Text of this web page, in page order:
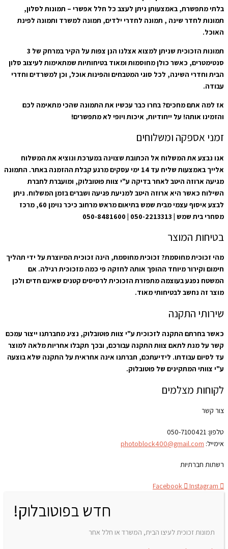
בלתי מתפשרת, באמצעותן ניתן לעצב כל חלל אפשרי – תמונות לסלון,
תמונות לחדר שינה , תמונה לחדרי ילדים, תמונה למשרד ותמונה לפינת
האוכל.
תמונות הזכוכית שניתן למצוא אצלנו הנן צפות על הקיר במרחק של 3
סנטימטרים, כאשר כולן מחוסמות ומאוד בטיחותיות שמתאימות לעיצוב סלון
הבית וחדרי השינה, לכל סוגי המטבחים והפינות אוכל, וכן למשרדים וחדרי
עבודה.
אז למה אתם מחכים? בחרו כבר עכשיו את התמונה שהכי מתאימה לכם
והזמינו אותה! על ייחודיות, איכות ויופי לא מתפשרים!
זמני אספקה ומשלוחים
אנו נבצע את המשלוח אל הכתובת שצוינה במערכת ונוציא את המשלוח
אלייך באמצעות שליח עד 14 ימי עסקים מרגע קבלת ההזמנה באתר. התמונה
מגיעה ארוזה היטב לאחר בדיקה ע"י צוות פוטובלוק, ומועברת לחברת
השילוח כאשר היא ארוזה היטב למניעת פגיעה ושברים בזמן המשלוח. ניתן
לבצע איסוף עצמי מבית שמש בתיאום מראש מרחוב כיכר נוימן 60, מרכז
מסחרי בית שמש | 050-2213313 | 050-8481600
בטיחות המוצר
מהי זכוכית מחוסמת? זכוכית מחוסמת, הינה זכוכית המיוצרת על ידי תהליך
חימום וקירור מיוחד ההופך אותה לחזקה פי כמה מזכוכית רגילה. אם
המשטח נפגע בעוצמה מתפזרת הזכוכית לרסיסים קטנים שאינם חדים ולכן
מוצר זה נחשב לבטיחותי מאוד.
שירותי התקנה
כאשר בחרתם התקנה לזכוכית ע"י צוות פוטובלוק, נציג מחברתנו ייצור עמכם
קשר על מנת לתאם צוות התקנה עבורכם, ובכך תקבלו אחריות מלאה למוצר
עד לסיום עבודתו. לידיעתכם, חברתנו אינה אחראית על התקנה שלא בוצעה
ע"י צוותי המתקינים של פוטובלוק.
לקוחות מצלמים
צור קשר
טלפון:
אימייל: photoblock400@gmail.com
רשתות חברתיות
Facebook Instagram
חדש בפוטובלוק!
תמונות זכוכית לעיצו הבית, המשרד או חלל אחר